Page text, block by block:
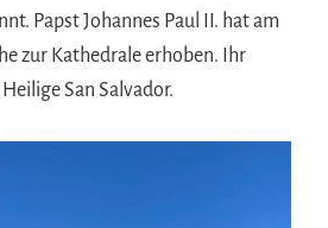
Papst Johannes Paul II. hat am
zur Kathedrale erhoben. Ihr
San Salvador.